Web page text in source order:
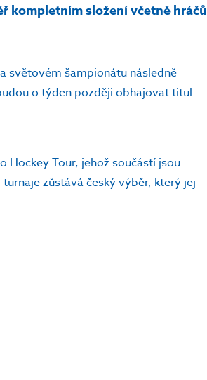
kompletním složení včetně hráčů
světovém šampionátu následně
o týden později obhajovat titul
Hockey Tour, jehož součástí jsou
zůstává český výběr, který jej